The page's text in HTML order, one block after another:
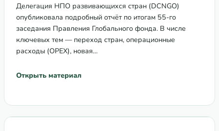
Делегация НПО развивающихся стран (DCNGO)
опубликовала подробный отчёт по итогам 55-го
заседания Правления Глобального фонда. В числе
ключевых тем — переход стран, операционные
расходы (OPEX), новая…
Открыть материал